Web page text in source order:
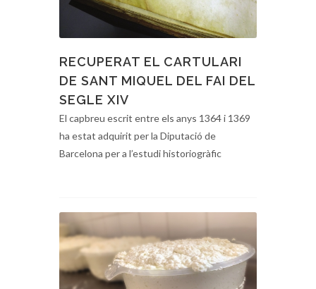
RECUPERAT EL CARTULARI
DE SANT MIQUEL DEL FAI DEL
SEGLE XIV
El capbreu escrit entre els anys 1364 i 1369
ha estat adquirit per la Diputació de
Barcelona per a l’estudi historiogràfic